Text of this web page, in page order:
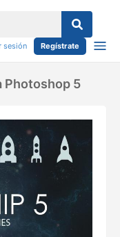
sesión Regístrate
Photoshop 5